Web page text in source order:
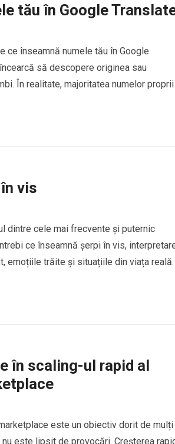
tău în Google
ce înseamnă numele tău în Google
să descopere originea sau
În realitate, majoritatea numelor proprii
vis
dintre cele mai frecvente și puternic
ce înseamnă șerpi în vis,
emoțiile trăite și situațiile din viața
în scaling-ul rapid al
este un obiectiv dorit de mulți
este lipsit de provocări. Creșterea